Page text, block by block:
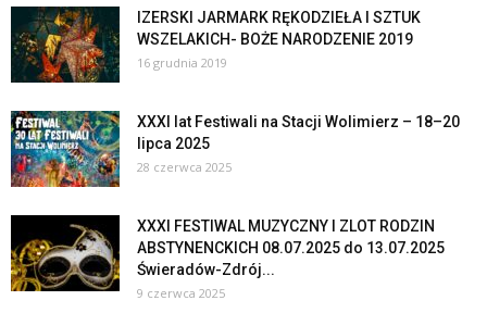
IZERSKI JARMARK RĘKODZIEŁA I SZTUK
WSZELAKICH- BOŻE NARODZENIE 2019
16 grudnia 2019
XXXl lat Festiwali na Stacji Wolimierz – 18–20
lipca 2025
28 czerwca 2025
XXXI FESTIWAL MUZYCZNY I ZLOT RODZIN
ABSTYNENCKICH 08.07.2025 do 13.07.2025
Świeradów-Zdrój...
9 czerwca 2025